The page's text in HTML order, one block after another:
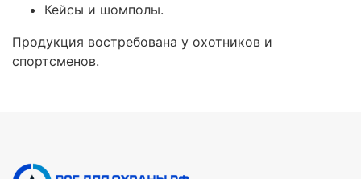
Кейсы и шомполы.
Продукция востребована у охотников и
спортсменов.